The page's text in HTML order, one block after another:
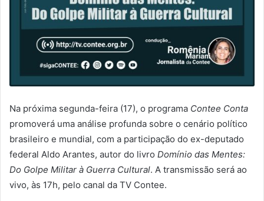
Na próxima segunda-feira (17), o programa Contee Conta
promoverá uma análise profunda sobre o cenário político
brasileiro e mundial, com a participação do ex-deputado
federal Aldo Arantes, autor do livro Domínio das Mentes:
Do Golpe Militar à Guerra Cultural. A transmissão será ao
vivo, às 17h, pelo canal da TV Contee.